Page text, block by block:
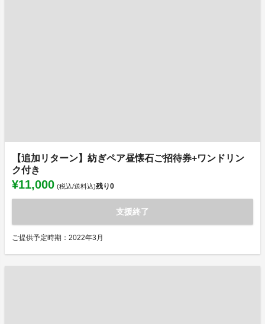
【追加リターン】紡ぎペア昼懐石ご招待券+ワンドリン
ク付き
¥11,000 (税込/送料込)残り0
支援終了
ご提供予定時期：2022年3月